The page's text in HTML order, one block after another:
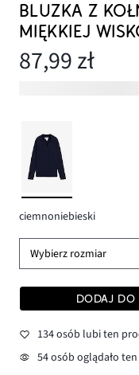
BLUZKA Z
MIĘKKIEJ
87,99 zł
ciemnoniebieski
Wybierz rozmiar
DODAJ DO
134 osób lubi ten
54 osób oglądało